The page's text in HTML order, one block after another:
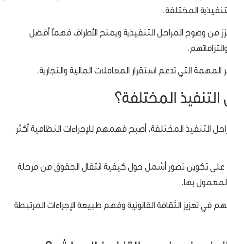
المختلفة.
من وضوح المراحل التنفيذية ويمنح الأطراف فهمًا أفضل
التي تدعم استقرار المعاملات المالية والتجارية.
المختلفة؟
التنفيذ المختلفة، أصبح فهمهم للإجراءات النظامية أكثر
على تكوين تصور أشمل حول كيفية انتقال الحقوق من مرحلة
المعمول بها.
في تعزيز الثقافة القانونية وفهم طبيعة الإجراءات المرتبطة